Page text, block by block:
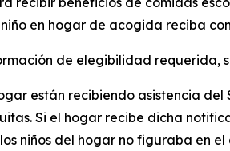
en hogar de acogida reciba
de elegibilidad requerida,
están recibiendo asistencia del
Si el hogar recibe dicha
niños del hogar no figuraba en